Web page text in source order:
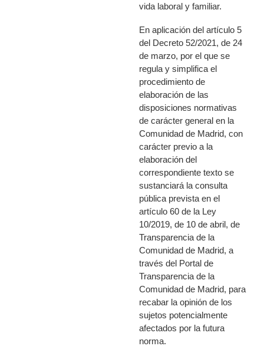
vida laboral y familiar.
En aplicación del artículo 5
del Decreto 52/2021, de 24
de marzo, por el que se
regula y simplifica el
procedimiento de
elaboración de las
disposiciones normativas
de carácter general en la
Comunidad de Madrid, con
carácter previo a la
elaboración del
correspondiente texto se
sustanciará la consulta
pública prevista en el
artículo 60 de la Ley
10/2019, de 10 de abril, de
Transparencia de la
Comunidad de Madrid, a
través del Portal de
Transparencia de la
Comunidad de Madrid, para
recabar la opinión de los
sujetos potencialmente
afectados por la futura
norma.